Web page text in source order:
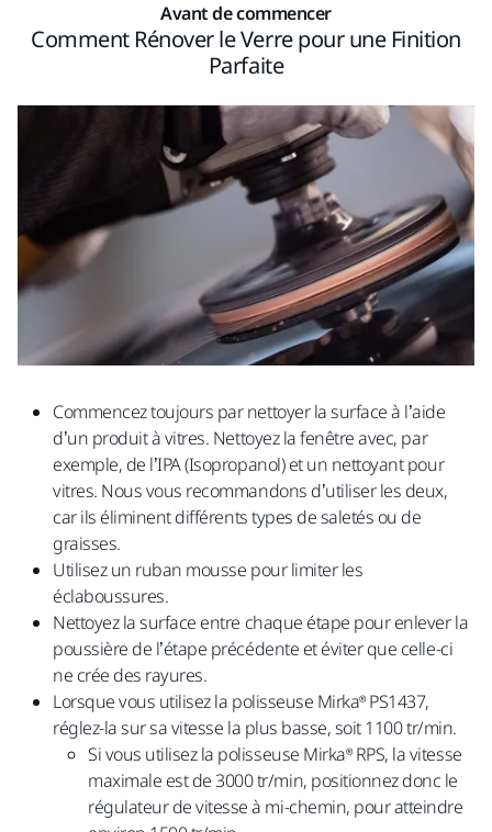
Avant de commencer
Comment Rénover le Verre pour une Finition
Parfaite
Commencez toujours par nettoyer la surface à l’aide
d’un produit à vitres. Nettoyez la fenêtre avec, par
exemple, de l’IPA (Isopropanol) et un nettoyant pour
vitres. Nous vous recommandons d’utiliser les deux,
car ils éliminent différents types de saletés ou de
graisses.
Utilisez un ruban mousse pour limiter les
éclaboussures.
Nettoyez la surface entre chaque étape pour enlever la
poussière de l’étape précédente et éviter que celle-ci
ne crée des rayures.
Lorsque vous utilisez la polisseuse Mirka® PS1437,
réglez-la sur sa vitesse la plus basse, soit 1100 tr/min.
Si vous utilisez la polisseuse Mirka® RPS, la vitesse
maximale est de 3000 tr/min, positionnez donc le
régulateur de vitesse à mi-chemin, pour atteindre